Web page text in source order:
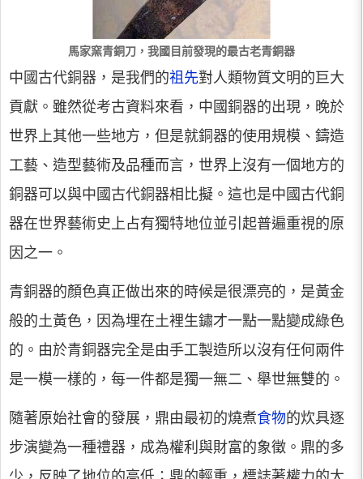
馬家窯青銅刀，我國目前發現的最古老青銅器
中國古代銅器，是我們的祖先對人類物質文明的巨大
貢獻。雖然從考古資料來看，中國銅器的出現，晚於
世界上其他一些地方，但是就銅器的使用規模、鑄造
工藝、造型藝術及品種而言，世界上沒有一個地方的
銅器可以與中國古代銅器相比擬。這也是中國古代銅
器在世界藝術史上占有獨特地位並引起普遍重視的原
因之一。
青銅器的顏色真正做出來的時候是很漂亮的，是黃金
般的土黃色，因為埋在土裡生鏽才一點一點變成綠色
的。由於青銅器完全是由手工製造所以沒有任何兩件
是一模一樣的，每一件都是獨一無二、舉世無雙的。
隨著原始社會的發展，鼎由最初的燒煮食物的炊具逐
步演變為一種禮器，成為權利與財富的象徵。鼎的多